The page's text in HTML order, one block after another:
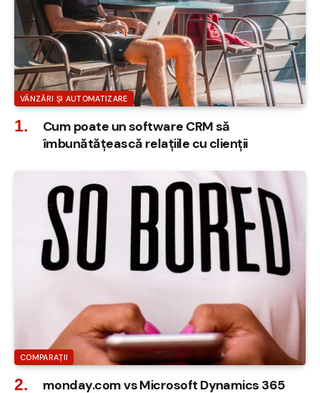
VÂNZĂRI ȘI AUTOMATIZARE
Cum poate un software CRM să
îmbunătățească relațiile cu clienții
COMPARAȚII
monday.com vs Microsoft Dynamics 365